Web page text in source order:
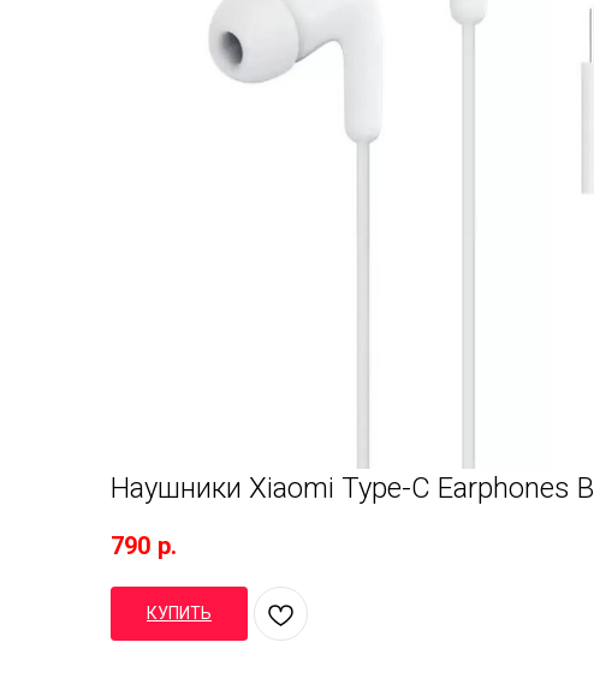
Наушники Xiaomi Type-C Earphones
790 р.
КУПИТЬ